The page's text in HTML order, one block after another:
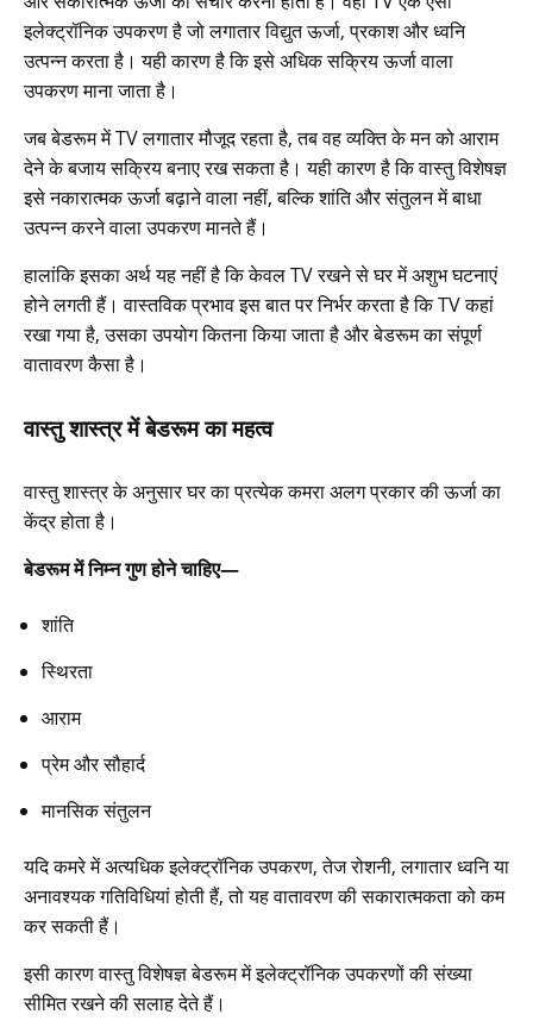
इलेक्ट्रॉनिक उपकरण है जो लगातार विद्युत ऊर्जा, प्रकाश और ध्वनि
उत्पन्न करता है। यही कारण है कि इसे अधिक सक्रिय ऊर्जा वाला
उपकरण माना जाता है।
जब बेडरूम में TV लगातार मौजूद रहता है, तब वह व्यक्ति के मन को आराम
देने के बजाय सक्रिय बनाए रख सकता है। यही कारण है कि वास्तु विशेषज्ञ
इसे नकारात्मक ऊर्जा बढ़ाने वाला नहीं, बल्कि शांति और संतुलन में बाधा
उत्पन्न करने वाला उपकरण मानते हैं।
हालांकि इसका अर्थ यह नहीं है कि केवल TV रखने से घर में अशुभ घटनाएं
होने लगती हैं। वास्तविक प्रभाव इस बात पर निर्भर करता है कि TV कहां
रखा गया है, उसका उपयोग कितना किया जाता है और बेडरूम का संपूर्ण
वातावरण कैसा है।
वास्तु शास्त्र में बेडरूम का महत्व
वास्तु शास्त्र के अनुसार घर का प्रत्येक कमरा अलग प्रकार की ऊर्जा का
केंद्र होता है।
बेडरूम में निम्न गुण होने चाहिए—
शांति
स्थिरता
आराम
प्रेम और सौहार्द
मानसिक संतुलन
यदि कमरे में अत्यधिक इलेक्ट्रॉनिक उपकरण, तेज रोशनी, लगातार ध्वनि या
अनावश्यक गतिविधियां होती हैं, तो यह वातावरण की सकारात्मकता को कम
कर सकती हैं।
इसी कारण वास्तु विशेषज्ञ बेडरूम में इलेक्ट्रॉनिक उपकरणों की संख्या
सीमित रखने की सलाह देते हैं।